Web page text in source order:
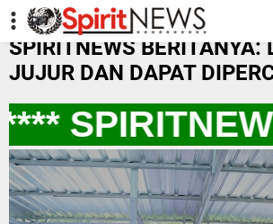
-->
SPIRITNEWS BERITANYA:
JUJUR DAN DAPAT